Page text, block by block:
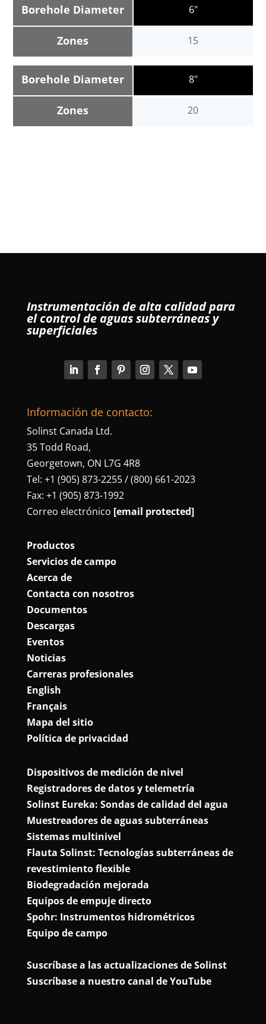
Borehole Diameter
Zones
6"
15
Borehole Diameter
Zones
8"
20
Instrumentación de alta calidad para
el control de aguas subterráneas y
superficiales
Información de contacto:
Solinst Canada Ltd.
35 Todd Road,
Georgetown, ON L7G 4R8
Tel: +1 (905) 873-2255 / (800) 661-2023
Fax: +1 (905) 873-1992
Correo electrónico [email protected]
Productos
Servicios de campo
Acerca de
Contacta con nosotros
Documentos
Descargas
Eventos
Noticias
Carreras profesionales
English
Français
Mapa del sitio
Política de privacidad
Dispositivos de medición de nivel
Registradores de datos y telemetría
Solinst Eureka: Sondas de calidad del agua
Muestreadores de aguas subterráneas
Sistemas multinivel
Flauta Solinst: Tecnologías subterráneas de
revestimiento flexible
Biodegradación mejorada
Equipos de empuje directo
Spohr: Instrumentos hidrométricos
Equipo de campo
Suscríbase a las actualizaciones de Solinst
Suscríbase a nuestro canal de YouTube